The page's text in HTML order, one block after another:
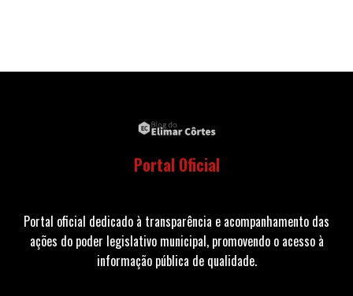
Portal Oficial
Portal oficial dedicado à transparência e acompanhamento das
ações do poder legislativo municipal, promovendo o acesso à
informação pública de qualidade.